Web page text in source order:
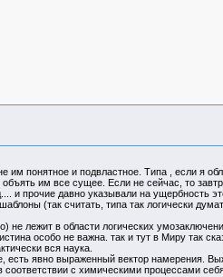
понятное и подвластное. Типа , если я
им все сущее. Если не сейчас, то
прочие давно указывали на ущербность
(так считать, типа так логически
не лежит в области логических
особо не важна. так и тут в Миру так
вся наука.
явно выраженный вектор намерения.
с химическими процессами